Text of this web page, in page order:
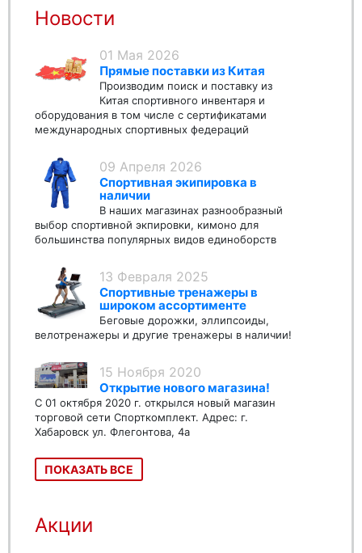
Новости
01 Мая 2026
Прямые поставки из Китая
Производим поиск и поставку из
Китая спортивного инвентаря и
оборудования в том числе с сертификатами
международных спортивных федераций
09 Апреля 2026
Спортивная экипировка в
наличии
В наших магазинах разнообразный
выбор спортивной экпировки, кимоно для
большинства популярных видов единоборств
13 Февраля 2025
Спортивные тренажеры в
широком ассортименте
Беговые дорожки, эллипсоиды,
велотренажеры и другие тренажеры в наличии!
15 Ноября 2020
Открытие нового магазина!
С 01 октября 2020 г. открылся новый магазин
торговой сети Спорткомплект. Адрес: г.
Хабаровск ул. Флегонтова, 4а
ПОКАЗАТЬ ВСЕ
Акции